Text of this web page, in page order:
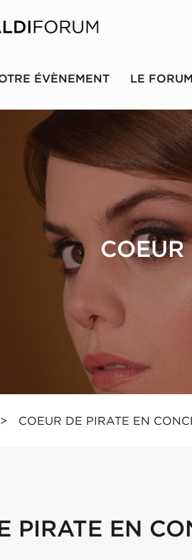
ÉVÈNEMENT LE FORUM
> COEUR DE PIRATE EN
PIRATE EN